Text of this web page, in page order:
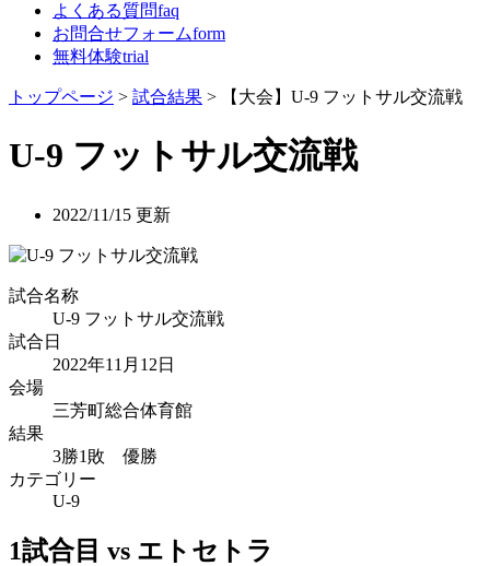
よくある質問faq
お問合せフォームform
無料体験trial
トップページ > 試合結果 > 【大会】U-9 フットサル交流戦
U-9 フットサル交流戦
2022/11/15 更新
試合名称
U-9 フットサル交流戦
試合日
2022年11月12日
会場
三芳町総合体育館
結果
3勝1敗 優勝
カテゴリー
U-9
1試合目 vs エトセトラ